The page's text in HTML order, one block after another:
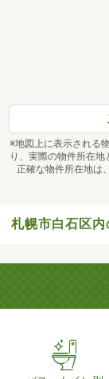
※地図上に表示される
り、実際の物件所在地
正確な物件所在地は
札幌市白石区